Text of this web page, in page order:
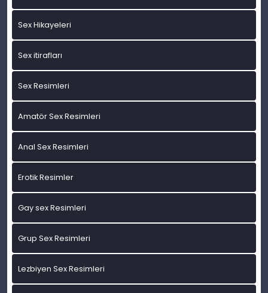
Sex Hikayeleri
Sex itirafları
Sex Resimleri
Amatör Sex Resimleri
Anal Sex Resimleri
Erotik Resimler
Gay sex Resimleri
Grup Sex Resimleri
Lezbiyen Sex Resimleri